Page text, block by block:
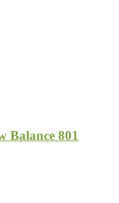
Balance 801